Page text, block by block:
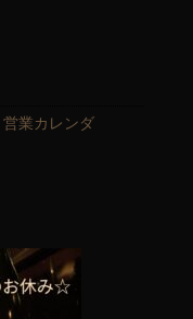
営業カレンダ